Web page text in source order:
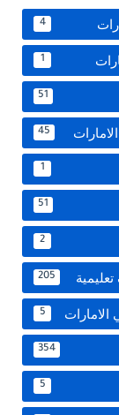
4
1
51
45
1
51
2
205
5
354
5